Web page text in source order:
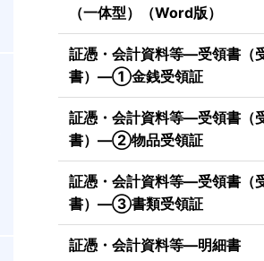
（一体型）（Word版）
証憑・会計資料等―受領書（
書）―①金銭受領証
証憑・会計資料等―受領書（
書）―②物品受領証
証憑・会計資料等―受領書（
書）―③書類受領証
証憑・会計資料等―明細書